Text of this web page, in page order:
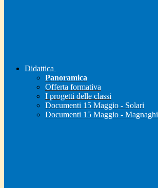
Didattica
Panoramica
Offerta formativa
I progetti delle classi
Documenti 15 Maggio - Solari
Documenti 15 Maggio - Magnaghi